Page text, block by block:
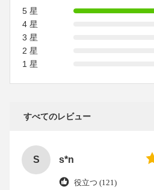
5 星
4 星
3 星
2 星
1 星
すべてのレビュー
S s*n
役立つ (121)